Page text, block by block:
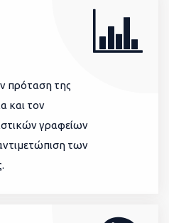
πρόταση της
και τον
γραφείων
των